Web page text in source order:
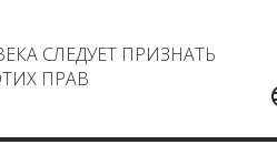
СЛЕДУЕТ ПРИЗНАТЬ
ПРАВ